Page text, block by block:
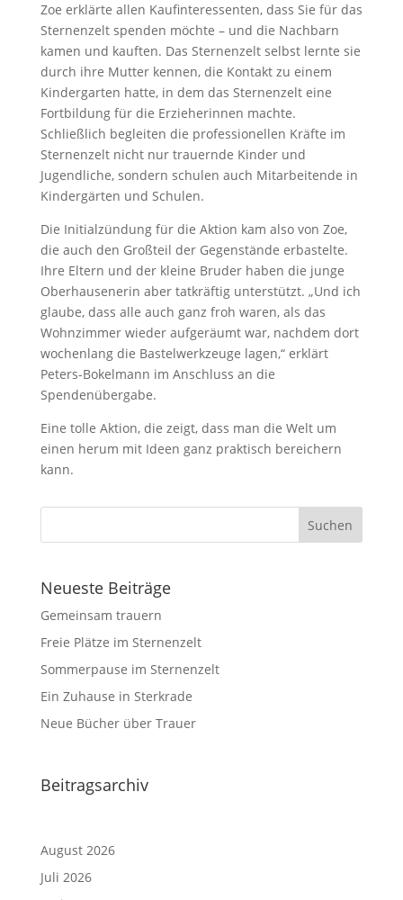
Zoe erklärte allen Kaufinteressenten, dass Sie für das
Sternenzelt spenden möchte – und die Nachbarn
kamen und kauften. Das Sternenzelt selbst lernte sie
durch ihre Mutter kennen, die Kontakt zu einem
Kindergarten hatte, in dem das Sternenzelt eine
Fortbildung für die Erzieherinnen machte.
Schließlich begleiten die professionellen Kräfte im
Sternenzelt nicht nur trauernde Kinder und
Jugendliche, sondern schulen auch Mitarbeitende in
Kindergärten und Schulen.
Die Initialzündung für die Aktion kam also von Zoe,
die auch den Großteil der Gegenstände erbastelte.
Ihre Eltern und der kleine Bruder haben die junge
Oberhausenerin aber tatkräftig unterstützt. „Und ich
glaube, dass alle auch ganz froh waren, als das
Wohnzimmer wieder aufgeräumt war, nachdem dort
wochenlang die Bastelwerkzeuge lagen,“ erklärt
Peters-Bokelmann im Anschluss an die
Spendenübergabe.
Eine tolle Aktion, die zeigt, dass man die Welt um
einen herum mit Ideen ganz praktisch bereichern
kann.
Neueste Beiträge
Gemeinsam trauern
Freie Plätze im Sternenzelt
Sommerpause im Sternenzelt
Ein Zuhause in Sterkrade
Neue Bücher über Trauer
Beitragsarchiv
August 2026
Juli 2026